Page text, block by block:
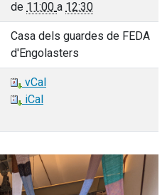
de 11:00 a 12:30
Casa dels guardes de FEDA
d'Engolasters
vCal
iCal